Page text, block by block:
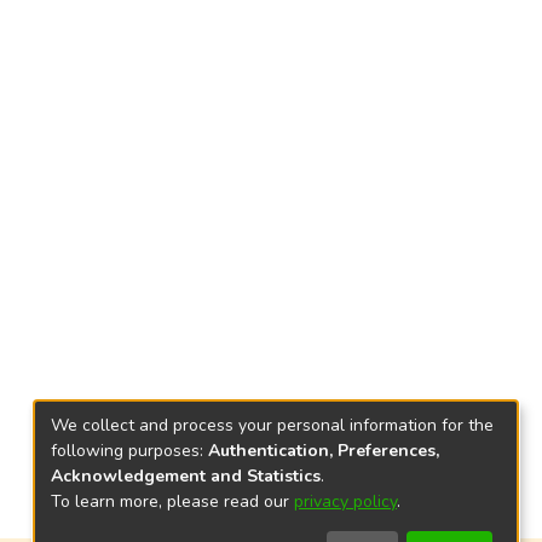
We collect and process your personal information for the
following purposes: Authentication, Preferences,
Acknowledgement and Statistics.
To learn more, please read our privacy policy.